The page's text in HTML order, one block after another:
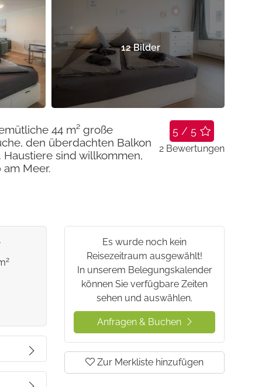
12Bilder
44 m² große
den überdachten Balkon
sind willkommen,
Meer.
5 / 5
2 Bewertungen
2
Es wurde noch kein
Reisezeitraum ausgewählt!
In unserem Belegungskalender
können Sie verfügbare Zeiten
sehen und auswählen.
Anfragen & Buchen
Zur Merkliste hinzufügen